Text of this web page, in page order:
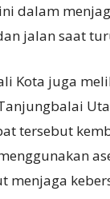
dalam
jalan saat
Kota juga
tersebut
menjaga